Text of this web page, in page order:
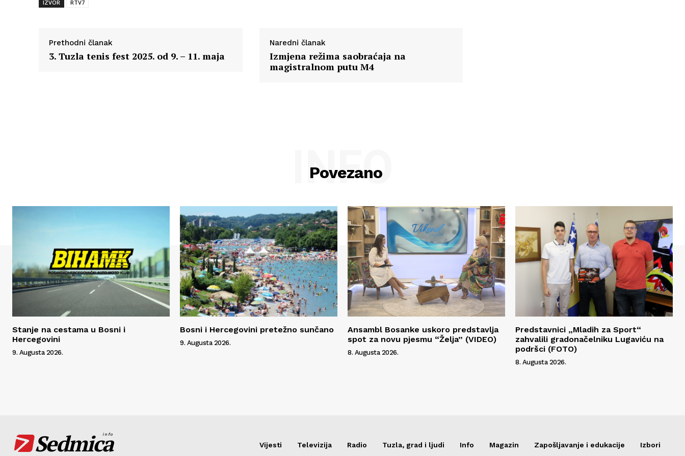
IZVOR RTV7
Prethodni članak
3. Tuzla tenis fest 2025. od 9. – 11. maja
Naredni članak
Izmjena režima saobraćaja na
magistralnom putu M4
Povezano
INFO
Stanje na cestama u Bosni i
Hercegovini
9. Augusta 2026.
Bosni i Hercegovini pretežno sunčano
9. Augusta 2026.
Ansambl Bosanke uskoro predstavlja
spot za novu pjesmu “Želja” (VIDEO)
8. Augusta 2026.
Predstavnici „Mladih za Sport“
zahvalili gradonačelniku Lugaviću na
podršci (FOTO)
8. Augusta 2026.
Sedmica
info
Vijesti Televizija Radio Tuzla, grad i ljudi Info Magazin Zapošljavanje i edukacije Izbori